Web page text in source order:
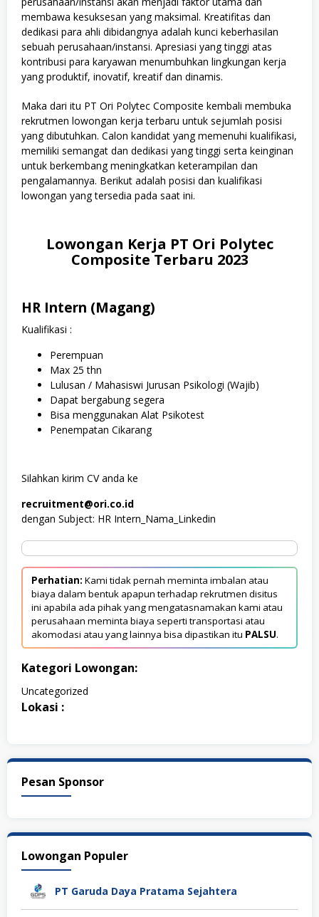
membawa kesuksesan yang maksimal. Kreatifitas dan
dedikasi para ahli dibidangnya adalah kunci keberhasilan
sebuah perusahaan/instansi. Apresiasi yang tinggi atas
kontribusi para karyawan menumbuhkan lingkungan kerja
yang produktif, inovatif, kreatif dan dinamis.
Maka dari itu PT Ori Polytec Composite kembali membuka
rekrutmen lowongan kerja terbaru untuk sejumlah posisi
yang dibutuhkan. Calon kandidat yang memenuhi kualifikasi,
memiliki semangat dan dedikasi yang tinggi serta keinginan
untuk berkembang meningkatkan keterampilan dan
pengalamannya. Berikut adalah posisi dan kualifikasi
lowongan yang tersedia pada saat ini.
Lowongan Kerja PT Ori Polytec
Composite Terbaru 2023
HR Intern (Magang)
Kualifikasi :
Perempuan
Max 25 thn
Lulusan / Mahasiswi Jurusan Psikologi (Wajib)
Dapat bergabung segera
Bisa menggunakan Alat Psikotest
Penempatan Cikarang
Silahkan kirim CV anda ke
recruitment@ori.co.id
dengan Subject: HR Intern_Nama_Linkedin
Perhatian: Kami tidak pernah meminta imbalan atau
biaya dalam bentuk apapun terhadap rekrutmen disitus
ini apabila ada pihak yang mengatasnamakan kami atau
perusahaan meminta biaya seperti transportasi atau
akomodasi atau yang lainnya bisa dipastikan itu PALSU.
Kategori Lowongan:
Uncategorized
Lokasi :
Pesan Sponsor
Lowongan Populer
PT Garuda Daya Pratama Sejahtera